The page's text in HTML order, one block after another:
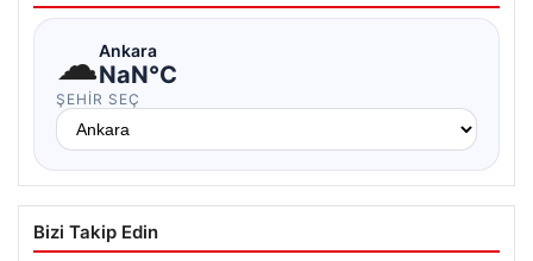
☁Ankara
NaN°C
ŞEHIR SEÇ
Bizi Takip Edin